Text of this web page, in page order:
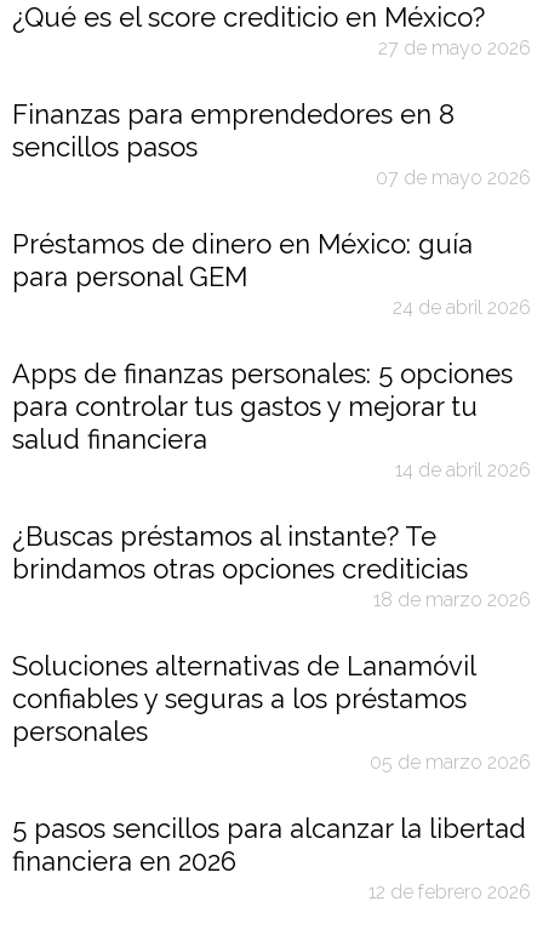
¿Qué es el score crediticio en México?
27 de mayo 2026
Finanzas para emprendedores en 8
sencillos pasos
07 de mayo 2026
Préstamos de dinero en México: guía
para personal GEM
24 de abril 2026
Apps de finanzas personales: 5 opciones
para controlar tus gastos y mejorar tu
salud financiera
14 de abril 2026
¿Buscas préstamos al instante? Te
brindamos otras opciones crediticias
18 de marzo 2026
Soluciones alternativas de Lanamóvil
confiables y seguras a los préstamos
personales
05 de marzo 2026
5 pasos sencillos para alcanzar la libertad
financiera en 2026
12 de febrero 2026